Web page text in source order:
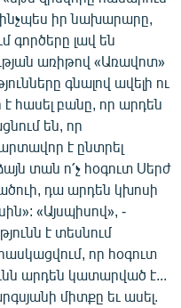
իր նախարարը,
գործերը լավ են
առիթով «Առավոտ»
գնալով ավելի ու
է հասել բանը, որ արդեն
են, որ
է ընտրել
տան ո՛չ հօգուտ Սերժ
դա արդեն կխոսի
«Այսպիսով», -
է տեսնում
որ հօգուտ
արդեն կատարված է...
միտքը եւ ասել.